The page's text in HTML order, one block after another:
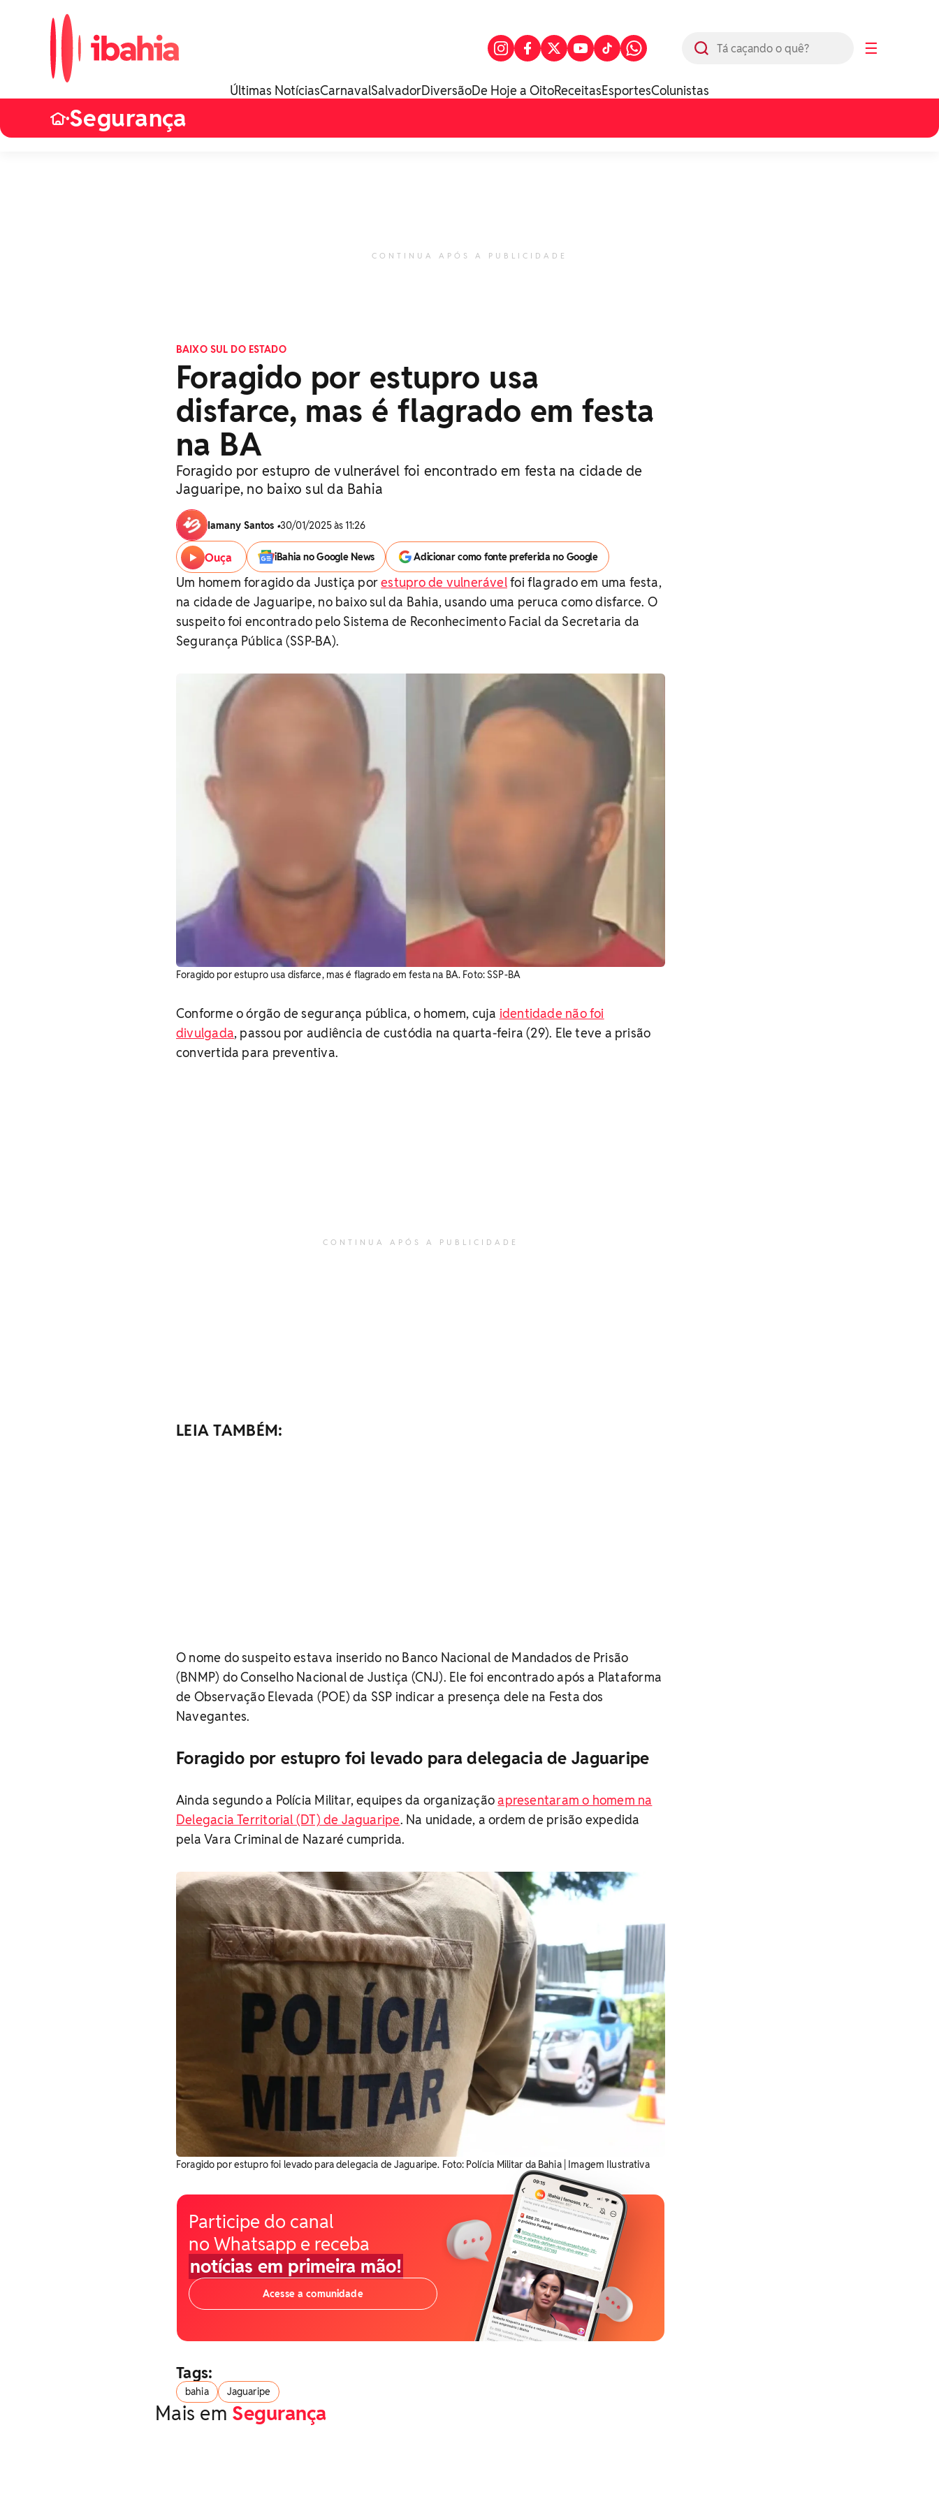
☰
Últimas NotíciasCarnavalSalvadorDiversãoDe Hoje a OitoReceitasEsportesColunistas
•Segurança
CONTINUA APÓS A PUBLICIDADE
BAIXO SUL DO ESTADO
Foragido por estupro usa
disfarce, mas é flagrado em festa
na BA
Foragido por estupro de vulnerável foi encontrado em festa na cidade de
Jaguaripe, no baixo sul da Bahia
Iamany Santos •30/01/2025 às 11:26
Ouça iBahia no Google News Adicionar como fonte preferida no Google
Um homem foragido da Justiça porestupro de vulnerávelfoi flagrado em uma festa,
na cidade de Jaguaripe, no baixo sul da Bahia, usando uma peruca como disfarce. O
suspeito foi encontrado pelo Sistema de Reconhecimento Facial da Secretaria da
Segurança Pública (SSP-BA).
Foragido por estupro usa disfarce, mas é flagrado em festa na BA. Foto: SSP-BA
Conforme o órgão de segurança pública, o homem, cuja identidade não foi
divulgada, passou por audiência de custódia na quarta-feira (29). Ele teve a prisão
convertida para preventiva.
CONTINUA APÓS A PUBLICIDADE
LEIA TAMBÉM:
O nome do suspeito estava inserido no Banco Nacional de Mandados de Prisão
(BNMP) do Conselho Nacional de Justiça (CNJ). Ele foi encontrado após a Plataforma
de Observação Elevada (POE) da SSP indicar a presença dele na Festa dos
Navegantes.
Foragido por estupro foi levado para delegacia de Jaguaripe
Ainda segundo a Polícia Militar, equipes da organizaçãoapresentaram o homem na
Delegacia Territorial (DT) de Jaguaripe. Na unidade, a ordem de prisão expedida
pela Vara Criminal de Nazaré cumprida.
Foragido por estupro foi levado para delegacia de Jaguaripe. Foto: Polícia Militar da Bahia | Imagem Ilustrativa
Participe do canal
no Whatsapp e receba
notícias em primeira mão!
Acesse a comunidade
Tags:
bahia Jaguaripe
Mais em Segurança